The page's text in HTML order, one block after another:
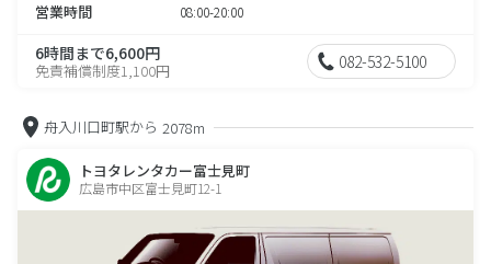
営業時間 08:00-20:00
6時間まで6,600円
免責補償制度1,100円 082-532-5100
舟入川口町駅から 2078m
トヨタレンタカー富士見町
広島市中区富士見町12-1